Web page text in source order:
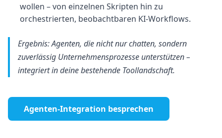
wollen – von einzelnen Skripten hin zu
orchestrierten, beobachtbaren KI-Workflows.
Ergebnis: Agenten, die nicht nur chatten, sondern
zuverlässig Unternehmensprozesse unterstützen –
integriert in deine bestehende Toollandschaft.
Agenten-Integration besprechen